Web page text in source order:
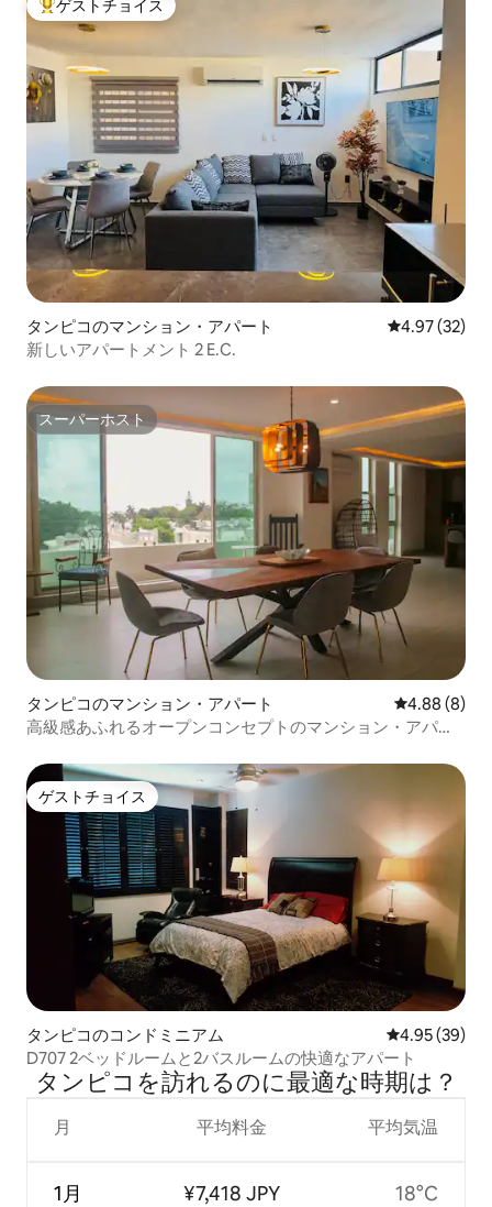
大好評のゲストチョイスです。
ゲストチョイス
タンピコのマンション・アパート レビュー32
4.97 (32)
新しいアパートメント 2 E.C.
スーパーホスト
スーパーホスト
タンピコのマンション・アパート レビュー8件
4.88 (8)
高級感あふれるオープンコンセプトのマンション・アパー
ゲストチョイス
ゲストチョイス
タンピコのコンドミニアム レビュー39
4.95 (39)
D707 2ベッドルームと2バスルームの快適なアパート
タンピコを訪⁠れ⁠るの⁠に最⁠適⁠な時⁠期⁠は⁠？
月
1月
平均料金
¥7,418 JPY
平均気温
18°C